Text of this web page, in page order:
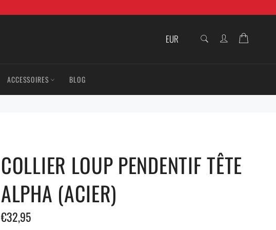
Recherche
ACCESSOIRES BLOG
COLLIER LOUP PENDENTIF TÊTE
ALPHA (ACIER)
Prix
régulier
€32,95